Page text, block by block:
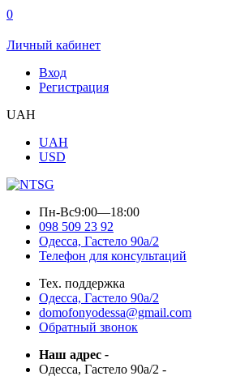
0
Личный кабинет
Вход
Регистрация
UAH
UAH
USD
Пн-Вс9:00—18:00
098 509 23 92
Одесса, Гастело 90а/2
Телефон для консультаций
Тех. поддержка
Одесса, Гастело 90а/2
domofonyodessa@gmail.com
Обратный звонок
Наш адрес -
Одесса, Гастело 90а/2 -